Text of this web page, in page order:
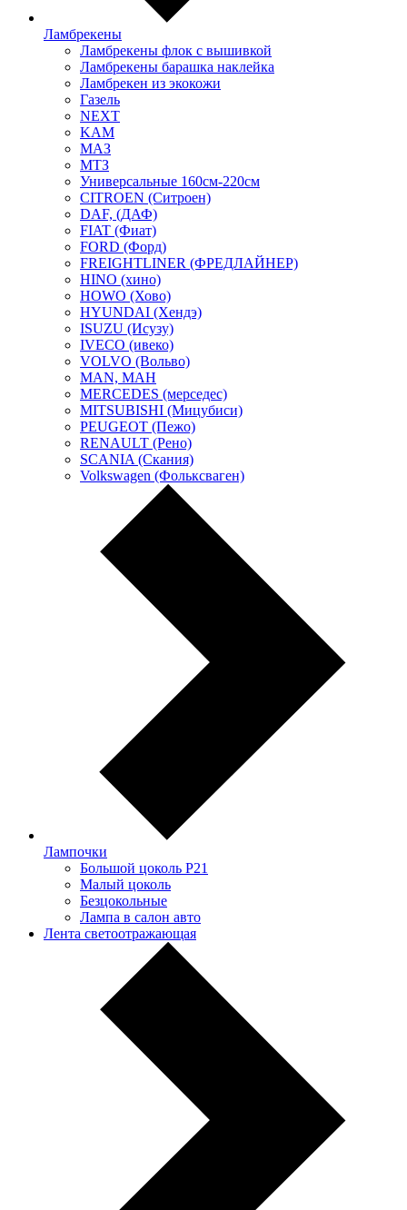
Ламбрекены
Ламбрекены флок с вышивкой
Ламбрекены барашка наклейка
Ламбрекен из экокожи
Газель
NEXT
KAM
МАЗ
МТЗ
Универсальные 160см-220см
CITROEN (Ситроен)
DAF, (ДАФ)
FIAT (Фиат)
FORD (Форд)
FREIGHTLINER (ФРЕДЛАЙНЕР)
HINO (хино)
HOWO (Хово)
HYUNDAI (Хендэ)
ISUZU (Исузу)
IVECO (ивеко)
VOLVO (Вольво)
MAN, МАН
MERCEDES (мерседес)
MITSUBISHI (Мицубиси)
PEUGEOT (Пежо)
RENAULT (Рено)
SCANIA (Скания)
Volkswagen (Фольксваген)
Лампочки
Большой цоколь P21
Малый цоколь
Безцокольные
Лампа в салон авто
Лента светоотражающая